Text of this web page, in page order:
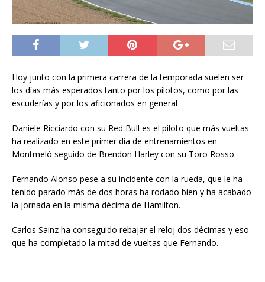
Hoy junto con la primera carrera de la temporada suelen ser
los días más esperados tanto por los pilotos, como por las
escuderías y por los aficionados en general
Daniele Ricciardo con su Red Bull es el piloto que más vueltas
ha realizado en este primer día de entrenamientos en
Montmeló seguido de Brendon Harley con su Toro Rosso.
Fernando Alonso pese a su incidente con la rueda, que le ha
tenido parado más de dos horas ha rodado bien y ha acabado
la jornada en la misma décima de Hamilton.
Carlos Sainz ha conseguido rebajar el reloj dos décimas y eso
que ha completado la mitad de vueltas que Fernando.